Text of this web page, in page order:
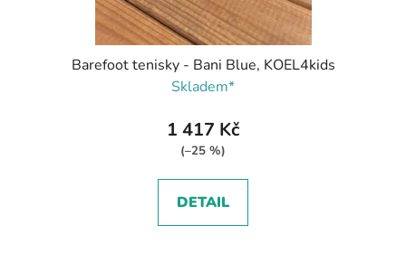
Barefoot tenisky - Bani Blue, KOEL4kids
Skladem*
1 417 Kč
(–25 %)
DETAIL